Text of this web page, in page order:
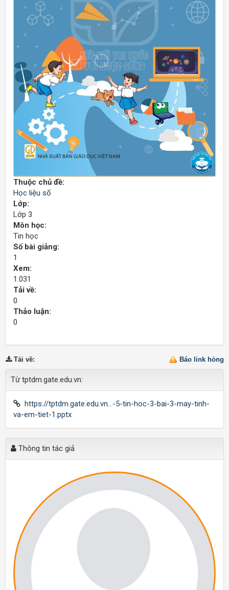
Thuộc chủ đề:
Học liệu số
Lớp:
Lớp 3
Môn học:
Tin học
Số bài giảng:
1
Xem:
1.031
Tải về:
0
Thảo luận:
0
Báo link hỏng
Tải về:
Từ tptdm.gate.edu.vn:
https://tptdm.gate.edu.vn...-5-tin-hoc-3-bai-3-may-tinh-
va-em-tiet-1.pptx
Thông tin tác giả